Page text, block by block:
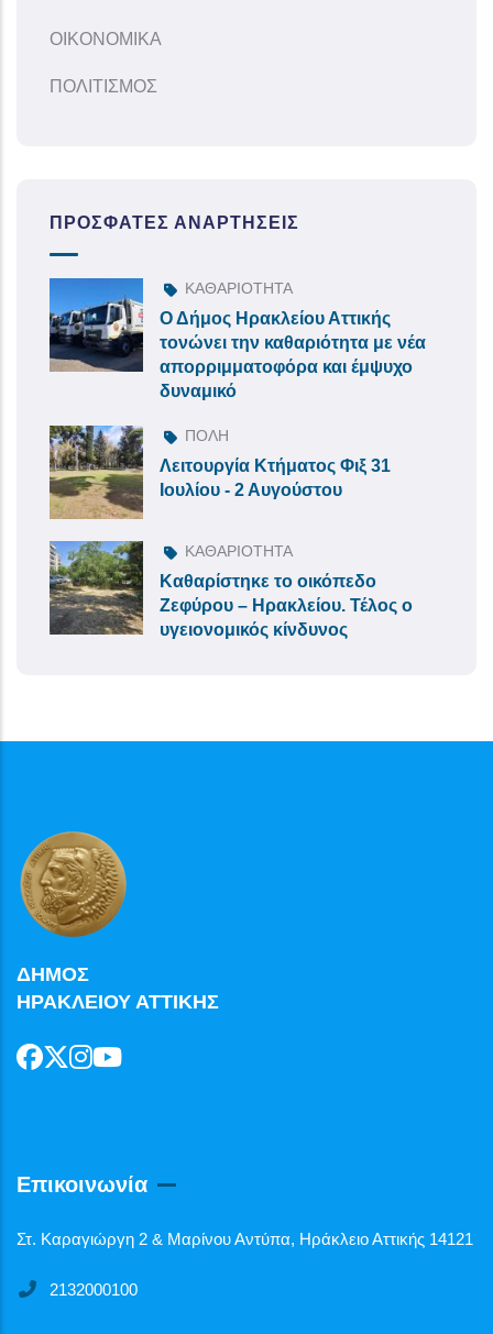
ΟΙΚΟΝΟΜΙΚΑ
ΠΟΛΙΤΙΣΜΟΣ
ΠΡΌΣΦΑΤΕΣ ΑΝΑΡΤΉΣΕΙΣ
ΚΑΘΑΡΙΟΤΗΤΑ
Ο Δήμος Ηρακλείου Αττικής
τονώνει την καθαριότητα με νέα
απορριμματοφόρα και έμψυχο
δυναμικό
ΠΟΛΗ
Λειτουργία Κτήματος Φιξ 31
Ιουλίου - 2 Αυγούστου
ΚΑΘΑΡΙΟΤΗΤΑ
Καθαρίστηκε το οικόπεδο
Ζεφύρου – Ηρακλείου. Τέλος ο
υγειονομικός κίνδυνος
ΔΗΜΟΣ
ΗΡΑΚΛΕΙΟΥ ΑΤΤΙΚΗΣ
Επικοινωνία
Στ. Καραγιώργη 2 & Μαρίνου Αντύπα, Ηράκλειο Αττικής 14121
2132000100